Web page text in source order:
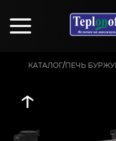
КАТАЛОГ/ПЕЧЬ
↑